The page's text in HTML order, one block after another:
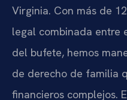
Virginia. Con más de
legal combinada entre
del bufete, hemos
de derecho de familia
financieros complejos.